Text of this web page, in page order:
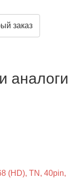
заказ
аналоги
(HD), TN, 40pin,